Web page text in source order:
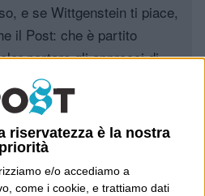
riservatezza è la nostra
priorità
e/o accediamo a
come i cookie, e trattiamo dati
e se Wittgenstein ti piace,
il Post: che è partito
portare gli approcci di
progetto più grande.
è diventato anche altro:
che prosegue da oltre 16
lo apprezza e lo